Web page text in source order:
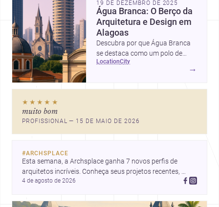
19 DE DEZEMBRO DE 2025
Água Branca: O Berço da
Arquitetura e Design em
Alagoas
Descubra por que Água Branca
se destaca como um polo de
arquitetura e design em Alagoas,
location city
→
★★★★★
muito bom
PROFISSIONAL — 15 DE MAIO DE 2026
#ARCHSPLACE
Esta semana, a Archsplace ganha 7 novos perfis de
arquitetos incríveis. Conheça seus projetos recentes,
inspire-se com seus trabalhos e descubra talentos que
4 de agosto de 2026